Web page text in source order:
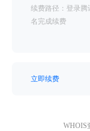
续费路径：登录腾
名完成续费
立即续费
WHOIS